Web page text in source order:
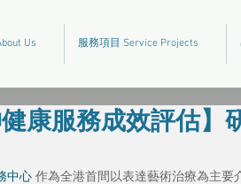
Us 服務項目 Service Projects
健康服務成效評估】
中心 作為全港首間以表達藝術治療為主